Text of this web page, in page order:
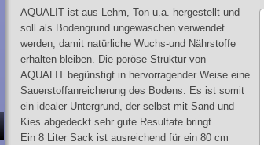
AQUALIT ist aus Lehm, Ton u.a. hergestellt und
soll als Bodengrund ungewaschen verwendet
werden, damit natürliche Wuchs-und Nährstoffe
erhalten bleiben. Die poröse Struktur von
AQUALIT begünstigt in hervorragender Weise eine
Sauerstoffanreicherung des Bodens. Es ist somit
ein idealer Untergrund, der selbst mit Sand und
Kies abgedeckt sehr gute Resultate bringt.
Ein 8 Liter Sack ist ausreichend für ein 80 cm